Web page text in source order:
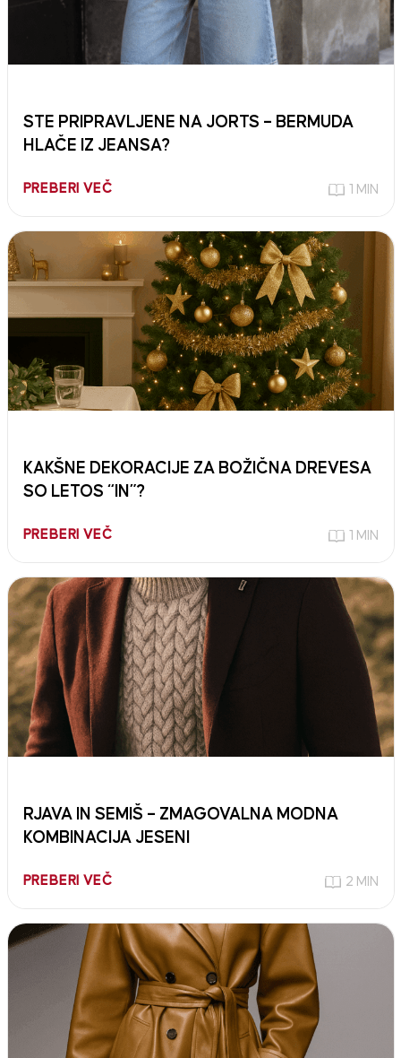
STE PRIPRAVLJENE NA JORTS – BERMUDA
HLAČE IZ JEANSA?
PREBERI VEČ 1 MIN
KAKŠNE DEKORACIJE ZA BOŽIČNA DREVESA
SO LETOS “IN”?
PREBERI VEČ 1 MIN
RJAVA IN SEMIŠ – ZMAGOVALNA MODNA
KOMBINACIJA JESENI
PREBERI VEČ 2 MIN